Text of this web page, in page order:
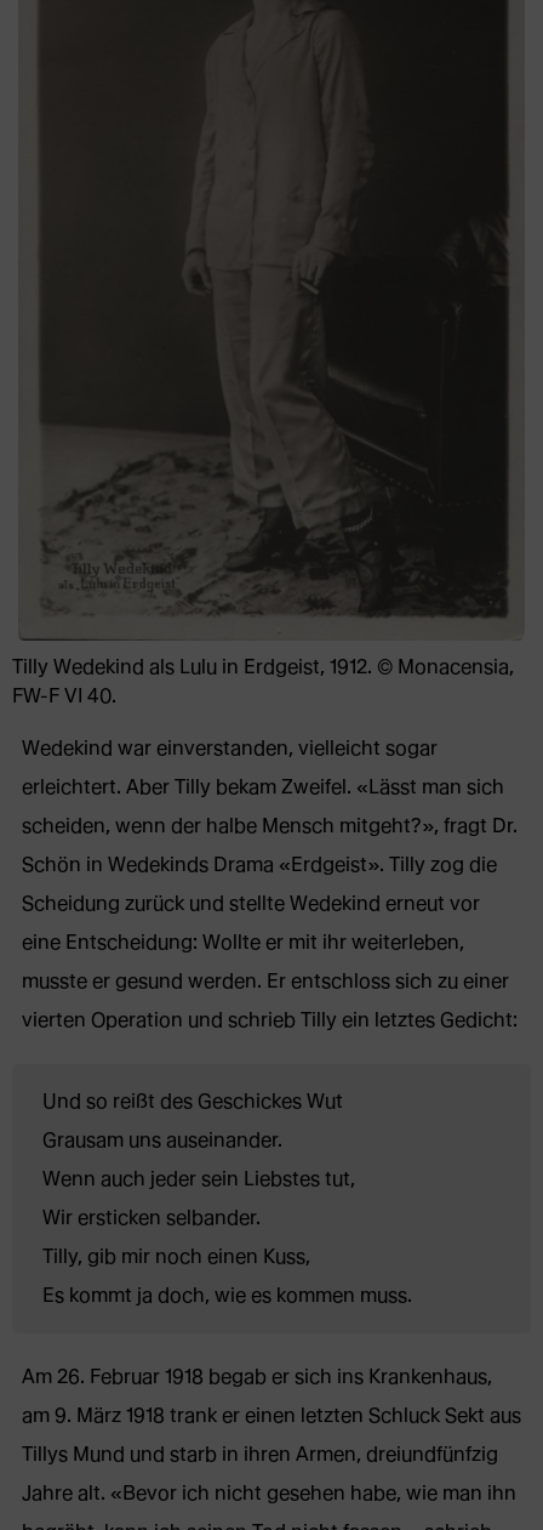
Tilly Wedekind als Lulu in Erdgeist, 1912. © Monacensia,
FW-F VI 40.
Wedekind war einverstanden, vielleicht sogar
erleichtert. Aber Tilly bekam Zweifel. «Lässt man sich
scheiden, wenn der halbe Mensch mitgeht?», fragt Dr.
Schön in Wedekinds Drama «Erdgeist». Tilly zog die
Scheidung zurück und stellte Wedekind erneut vor
eine Entscheidung: Wollte er mit ihr weiterleben,
musste er gesund werden. Er entschloss sich zu einer
vierten Operation und schrieb Tilly ein letztes Gedicht:
Und so reißt des Geschickes Wut
Grausam uns auseinander.
Wenn auch jeder sein Liebstes tut,
Wir ersticken selbander.
Tilly, gib mir noch einen Kuss,
Es kommt ja doch, wie es kommen muss.
Am 26. Februar 1918 begab er sich ins Krankenhaus,
am 9. März 1918 trank er einen letzten Schluck Sekt aus
Tillys Mund und starb in ihren Armen, dreiundfünfzig
Jahre alt. «Bevor ich nicht gesehen habe, wie man ihn